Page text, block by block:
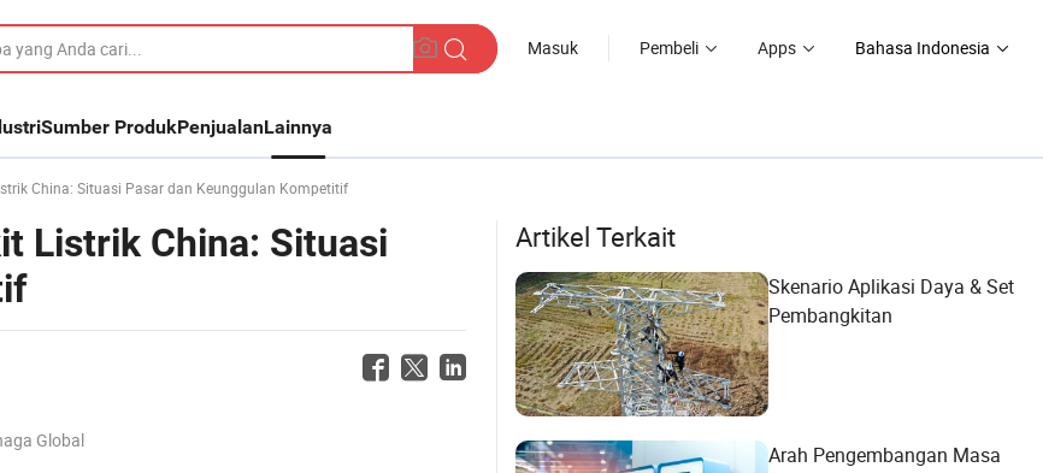
Masuk Pembeli Apps Bahasa Indonesia
Sumber ProdukPenjualanLainnya
China: Situasi Pasar dan Keunggulan Kompetitif
Listrik China: Situasi
Global
Artikel Terkait
Skenario Aplikasi Daya & Set
Pembangkitan
Arah Pengembangan Masa